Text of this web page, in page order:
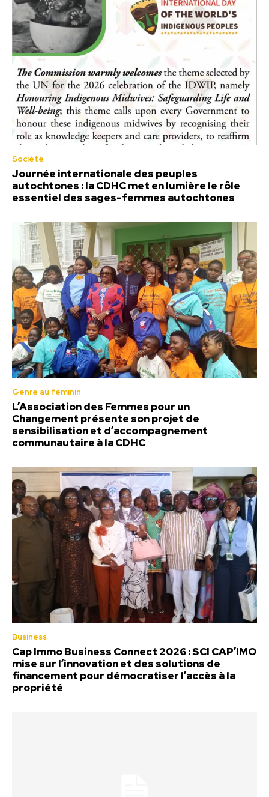
Société
Journée internationale des peuples
autochtones : la CDHC met en lumière le rôle
essentiel des sages-femmes autochtones
Genre au féminin
L’Association des Femmes pour un
Changement présente son projet de
sensibilisation et d’accompagnement
communautaire à la CDHC
Business
Cap Immo Business Connect 2026 : SCI CAP’IMO
mise sur l’innovation et des solutions de
financement pour démocratiser l’accès à la
propriété